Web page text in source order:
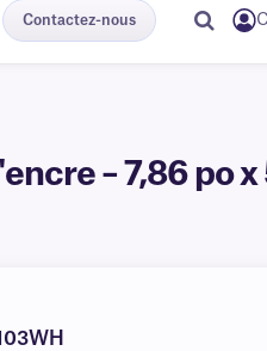
Contactez-nous
– 7,86 po